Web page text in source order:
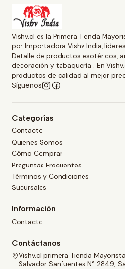
Vishv.cl es la Primera Tienda
por Importadora Vishv India,
Detalle de productos esotéricos,
decoración y tabaquería . En
productos de calidad al mejor
Síguenos
Categorías
Contacto
Quienes Somos
Cómo Comprar
Preguntas Frecuentes
Términos y Condiciones
Sucursales
Información
Contacto
Contáctanos
Vishv.cl primera Tienda
Salvador Sanfuentes N° 2849,